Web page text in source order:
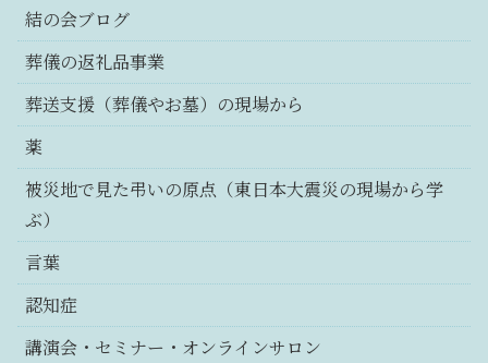
結の会ブログ
葬儀の返礼品事業
葬送支援（葬儀やお墓）の現場から
薬
被災地で見た弔いの原点（東日本大震災の現場から学
ぶ）
言葉
認知症
講演会・セミナー・オンラインサロン